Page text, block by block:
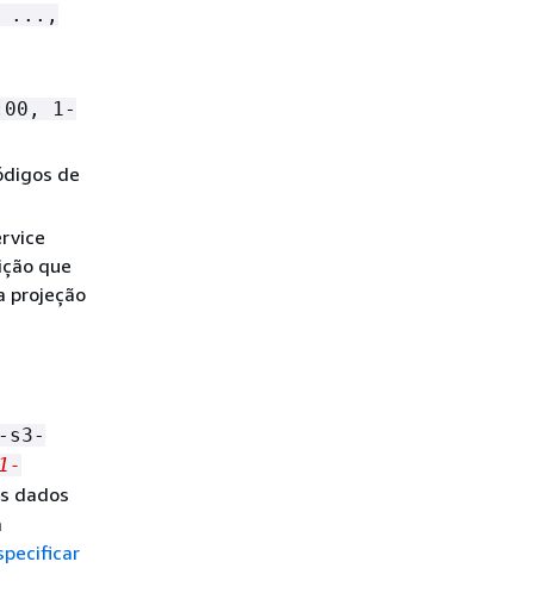
...,
1-
de
que
projeção
s3-
dados